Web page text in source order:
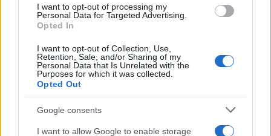
I want to opt-out of processing my
Personal Data for Targeted Advertising.
Opted In
I want to opt-out of Collection, Use,
Retention, Sale, and/or Sharing of my
Personal Data that Is Unrelated with the
Purposes for which it was collected.
Opted Out
Google consents
I want to allow Google to enable storage
Weekly Style: Φοράμε ρούχα που ήδη
έχουμε αλλά με twist
Styling tips
Weekly Style: Αυτή την εβδομάδα
συνδυάζουμε τα basics με ανοιξιάτικο
twist